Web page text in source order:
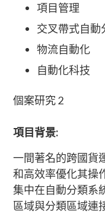
項目管理
交叉帶式自動
物流自動化
自動化科技
個案研究 2
項目背景:
一間著名的跨國貨
和高效率優化其操
集中在自動分類系
區域與分類區域連